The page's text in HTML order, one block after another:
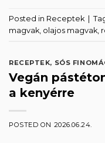
Posted in Receptek |
magvak olajos magvak
RECEPTEK, SÓS
Vegán
a kenyérre
POSTED ON 2026.06.24.